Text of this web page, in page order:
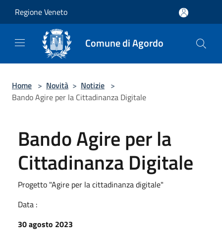
Regione Veneto
Comune di Agordo
Home > Novità > Notizie >
Bando Agire per la Cittadinanza Digitale
Bando Agire per la
Cittadinanza Digitale
Progetto "Agire per la cittadinanza digitale"
Data :
30 agosto 2023